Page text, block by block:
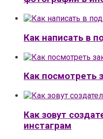
Как написать в
Как посмотреть
Как зовут
инстаграм